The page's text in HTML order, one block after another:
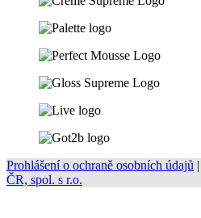
Prohlášení o ochraně osobních údajů |
ČR, spol. s r.o.